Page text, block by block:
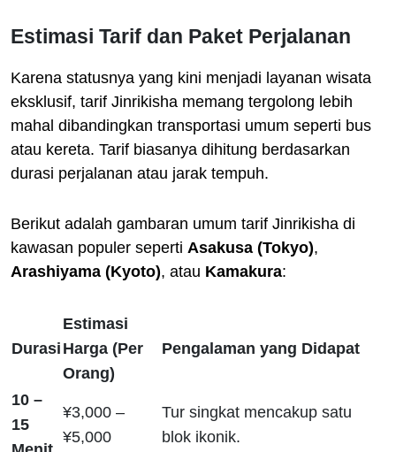
Estimasi Tarif dan Paket Perjalanan
Karena statusnya yang kini menjadi layanan wisata
eksklusif, tarif Jinrikisha memang tergolong lebih
mahal dibandingkan transportasi umum seperti bus
atau kereta. Tarif biasanya dihitung berdasarkan
durasi perjalanan atau jarak tempuh.
Berikut adalah gambaran umum tarif Jinrikisha di
kawasan populer seperti Asakusa (Tokyo),
Arashiyama (Kyoto), atau Kamakura:
Durasi
Estimasi
Harga (Per
Orang)
Pengalaman yang Didapat
10 –
15
¥3,000 –
¥5,000
Tur singkat mencakup satu
blok ikonik.